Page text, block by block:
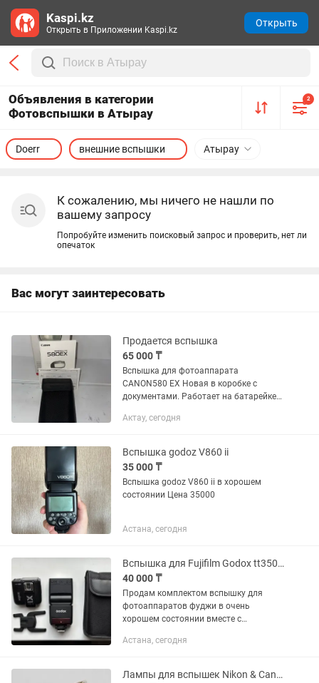
Объявления в категории
Фотовспышки в Атырау
2
Атырау
Doerr внешние вспышки
К сожалению, мы ничего не нашли по
вашему запросу
Попробуйте изменить поисковый запрос и проверить, нет ли
опечаток
Вас могут заинтересовать
Продается вспышка
65 000 ₸
Вспышка для фотоаппарата
CANON580 EX Новая в коробке с
документами. Работает на батарейке
Актау, сегодня
Вспышка godoz V860 ii
35 000 ₸
Вспышка godoz V860 ii в хорошем
состоянии Цена 35000
Астана, сегодня
Вспышка для Fujifilm Godox tt350 с синхронизатором x1tf
40 000 ₸
Продам комплектом вспышку для
фотоаппаратов фуджи в очень
хорошем состоянии вместе с
пальчиковых батареек. Бонусом отдам
профессиональных...
Астана, сегодня
Лампы для вспышек Nikon & Canon Лампы не Китай
Kaspi.kz
Открыть в Приложении Kaspi.kz
Открыть